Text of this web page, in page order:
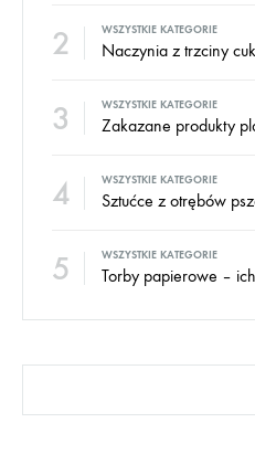
2 WSZYSTKIE KATEGORIE
Naczynia z trzciny
3 WSZYSTKIE KATEGORIE
4 WSZYSTKIE KATEGORIE
Sztućce z otrębów
5 WSZYSTKIE KATEGORIE
Torby papierowe –